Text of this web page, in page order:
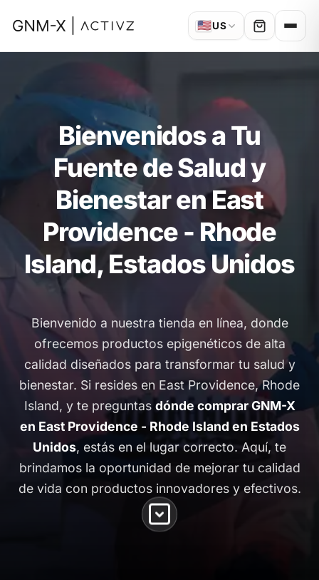
🇺🇸US
Bienvenidos a Tu
Fuente de Salud y
Bienestar en East
Providence - Rhode
Island, Estados Unidos
Bienvenido a nuestra tienda en línea, donde
ofrecemos productos epigenéticos de alta
calidad diseñados para transformar tu salud y
bienestar. Si resides en East Providence, Rhode
Island, y te preguntas dónde comprar GNM-X
en East Providence - Rhode Island en Estados
Unidos, estás en el lugar correcto. Aquí, te
brindamos la oportunidad de mejorar tu calidad
de vida con productos innovadores y efectivos.